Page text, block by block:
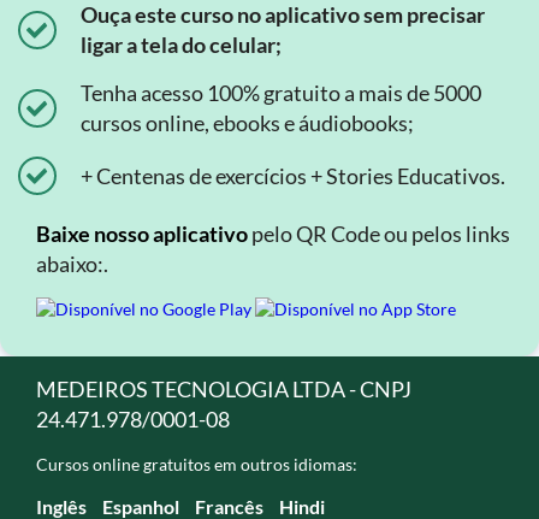
Ouça este curso no aplicativo sem precisar
ligar a tela do celular;
Tenha acesso 100% gratuito a mais de 5000
cursos online, ebooks e áudiobooks;
+ Centenas de exercícios + Stories Educativos.
Baixe nosso aplicativopelo QR Code ou pelos links
abaixo:.
MEDEIROS TECNOLOGIA LTDA - CNPJ
24.471.978/0001-08
Cursos online gratuitos em outros idiomas:
Inglês Espanhol Francês Hindi